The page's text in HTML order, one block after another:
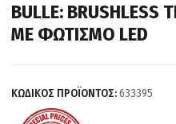
BULLE: BRUSHLESS
ΜΕ ΦΩΤΙΣΜΟ LED
ΚΩΔΙΚΟΣ ΠΡΟΪΟΝΤΟΣ:633395